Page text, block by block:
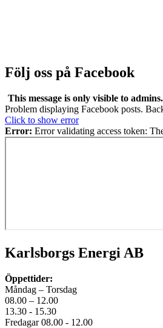
Följ oss på Facebook
This message is only visible to admins.
Problem displaying Facebook posts.
Click to show error
Error: Error validating access token:
Karlsborgs Energi AB
Öppettider:
Måndag – Torsdag
08.00 – 12.00
13.30 - 15.30
Fredagar 08.00 - 12.00